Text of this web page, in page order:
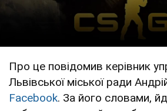
Про це повідомив керівник
Львівської міської ради
Facebook. За його словами,